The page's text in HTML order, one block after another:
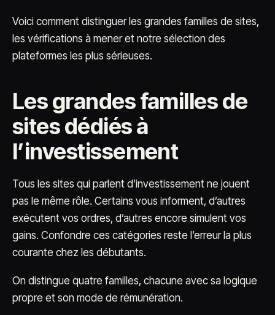
Voici comment distinguer les grandes familles de sites,
les vérifications à mener et notre sélection des
plateformes les plus sérieuses.
Les grandes familles de
sites dédiés à
l’investissement
Tous les sites qui parlent d’investissement ne jouent
pas le même rôle. Certains vous informent, d’autres
exécutent vos ordres, d’autres encore simulent vos
gains. Confondre ces catégories reste l’erreur la plus
courante chez les débutants.
On distingue quatre familles, chacune avec sa logique
propre et son mode de rémunération.